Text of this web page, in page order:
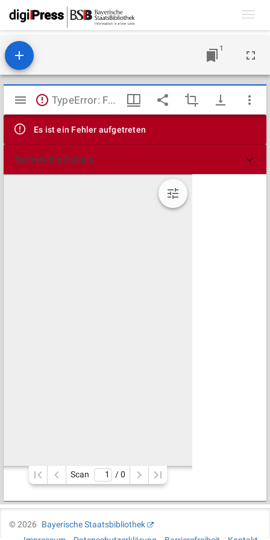
1
Mirador
Viewer
TypeError: Failed to fetch
Es ist ein Fehler aufgetreten
Technische Details
Scan / 0
©2026
Bayerische Staatsbibliothek